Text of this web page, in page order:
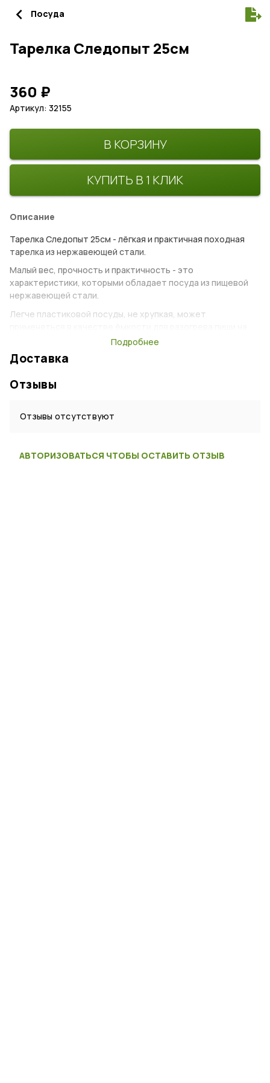
navigate_before Посуда
360 ₽
Тарелка Следопыт 25см
Артикул: 32155
В КОРЗИНУ
КУПИТЬ В 1 КЛИК
Описание
Тарелка Следопыт 25см - лёгкая и практичная походная
тарелка из нержавеющей стали.
Малый вес, прочность и практичность - это
характеристики, которыми обладает посуда из пищевой
нержавеющей стали.
Легче пластиковой посуды, не хрупкая, может
туристических горелках или плитах.
Характеристики
Материал:
Нержавеющая сталь
Подробнее
Доставка
Отзывы
Отзывы отсутствуют
АВТОРИЗОВАТЬСЯ ЧТОБЫ ОСТАВИТЬ ОТЗЫВ